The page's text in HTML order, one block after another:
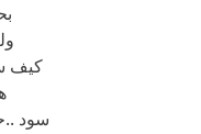
كيف
سود